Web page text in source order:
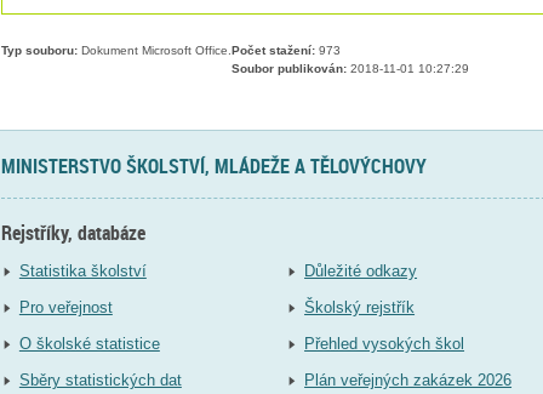
Typ souboru:Dokument Microsoft Office. Počet stažení:973
Soubor publikován:2018-11-01 10:27:29
MINISTERSTVO ŠKOLSTVÍ, MLÁDEŽE A TĚLOVÝCHOVY
Rejstříky, databáze
Statistika školství
Pro veřejnost
O školské statistice
Sběry statistických dat
Důležité odkazy
Školský rejstřík
Přehled vysokých škol
Plán veřejných zakázek 2026